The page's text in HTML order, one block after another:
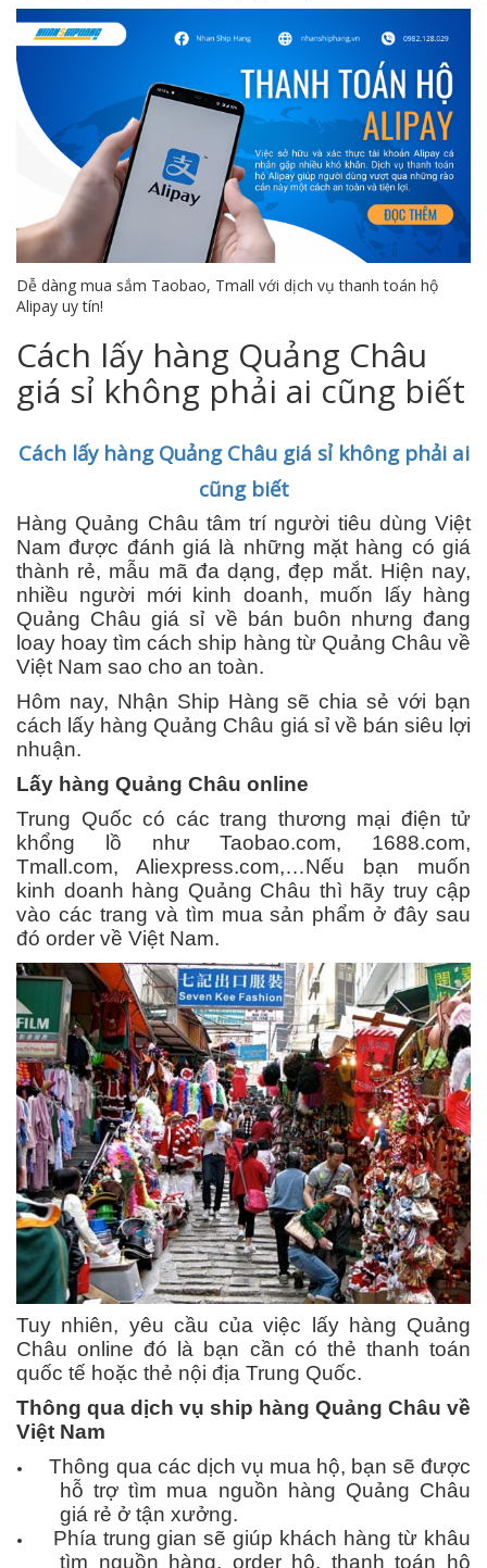
Dễ dàng mua sắm Taobao, Tmall với dịch vụ thanh toán hộ
Alipay uy tín!
Cách lấy hàng Quảng Châu
giá sỉ không phải ai cũng biết
Cách lấy hàng Quảng Châu giá sỉ không phải ai
cũng biết
Hàng Quảng Châu tâm trí người tiêu dùng Việt
Nam được đánh giá là những mặt hàng có giá
thành rẻ, mẫu mã đa dạng, đẹp mắt. Hiện nay,
nhiều người mới kinh doanh, muốn lấy hàng
Quảng Châu giá sỉ về bán buôn nhưng đang
loay hoay tìm cách ship hàng từ Quảng Châu về
Việt Nam sao cho an toàn.
Hôm nay, Nhận Ship Hàng sẽ chia sẻ với bạn
cách lấy hàng Quảng Châu giá sỉ về bán siêu lợi
nhuận.
Lấy hàng Quảng Châu online
Trung Quốc có các trang thương mại điện tử
khổng lồ như Taobao.com, 1688.com,
Tmall.com, Aliexpress.com,…Nếu bạn muốn
kinh doanh hàng Quảng Châu thì hãy truy cập
vào các trang và tìm mua sản phẩm ở đây sau
đó order về Việt Nam.
Tuy nhiên, yêu cầu của việc lấy hàng Quảng
Châu online đó là bạn cần có thẻ thanh toán
quốc tế hoặc thẻ nội địa Trung Quốc.
Thông qua dịch vụ ship hàng Quảng Châu về
Việt Nam
Thông qua các dịch vụ mua hộ, bạn sẽ được
hỗ trợ tìm mua nguồn hàng Quảng Châu
giá rẻ ở tận xưởng.
Phía trung gian sẽ giúp khách hàng từ khâu
tìm nguồn hàng, order hộ, thanh toán hộ